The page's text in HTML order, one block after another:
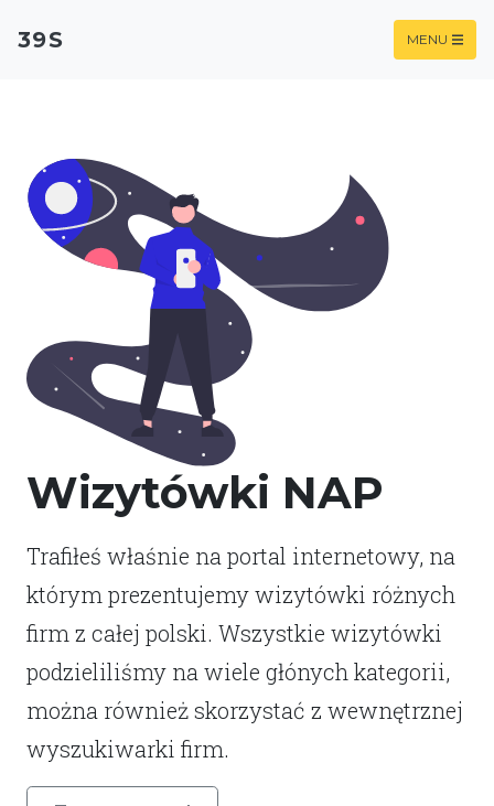
Wizytówki NAP
Trafiłeś właśnie na portal internetowy, na
którym prezentujemy wizytówki różnych
firm z całej polski. Wszystkie wizytówki
podzieliliśmy na wiele głónych kategorii,
można również skorzystać z wewnętrznej
wyszukiwarki firm.
39S MENU